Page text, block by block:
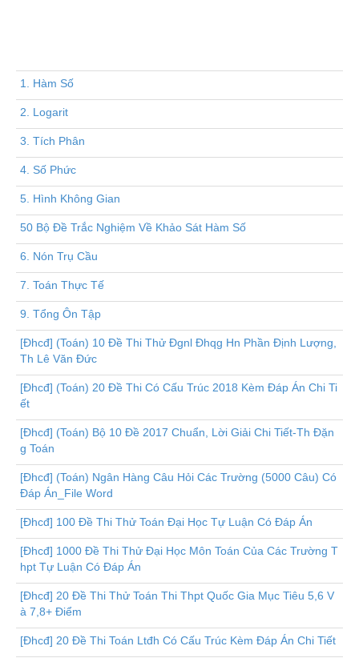
1. Hàm Số
2. Logarit
3. Tích Phân
4. Số Phức
5. Hình Không Gian
50 Bộ Đề Trắc Nghiệm Về Khảo Sát Hàm Số
6. Nón Trụ Cầu
7. Toán Thực Tế
9. Tổng Ôn Tập
[Đhcđ] (Toán) 10 Đề Thi Thử Đgnl Đhqg Hn Phần Định Lượng,
Th Lê Văn Đức
[Đhcđ] (Toán) 20 Đề Thi Có Cấu Trúc 2018 Kèm Đáp Án Chi Ti
ết
[Đhcđ] (Toán) Bộ 10 Đề 2017 Chuẩn, Lời Giải Chi Tiết-Th Đặn
g Toán
[Đhcđ] (Toán) Ngân Hàng Câu Hỏi Các Trường (5000 Câu) Có
Đáp Án_File Word
[Đhcđ] 100 Đề Thi Thử Toán Đại Học Tự Luận Có Đáp Án
[Đhcđ] 1000 Đề Thi Thử Đại Học Môn Toán Của Các Trường T
hpt Tự Luận Có Đáp Án
[Đhcđ] 20 Đề Thi Thử Toán Thi Thpt Quốc Gia Mục Tiêu 5,6 V
à 7,8+ Điểm
[Đhcđ] 20 Đề Thi Toán Ltđh Có Cấu Trúc Kèm Đáp Án Chi Tiết